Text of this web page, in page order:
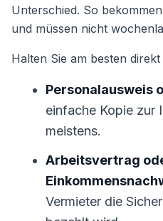
Unterschied. So
und müssen nicht
Halten Sie am besten
Personalausweis
einfache Kopie zur
meistens.
Arbeitsvertrag
Vermieter die